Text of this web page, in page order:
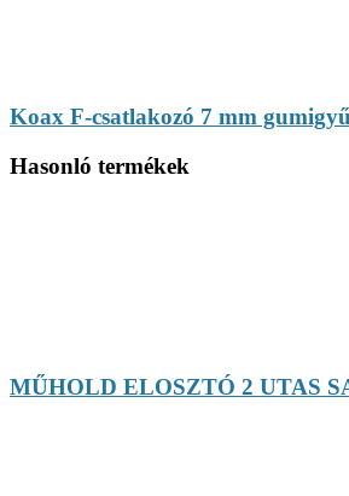
Koax F-csatlakozó 7 mm
Hasonló termékek
MŰHOLD ELOSZTÓ 2 UTAS